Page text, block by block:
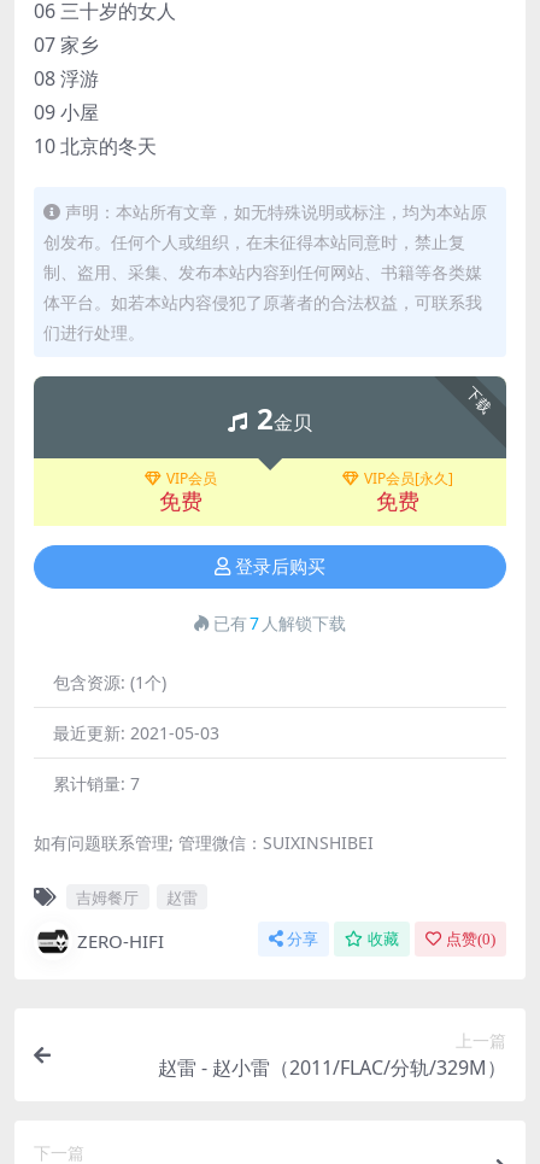
06 三十岁的女人
07 家乡
08 浮游
09 小屋
10 北京的冬天
声明：本站所有文章，如无特殊说明或标注，均为本站原
创发布。任何个人或组织，在未征得本站同意时，禁止复
制、盗用、采集、发布本站内容到任何网站、书籍等各类媒
体平台。如若本站内容侵犯了原著者的合法权益，可联系我
们进行处理。
下载
2金贝
VIP会员
免费
VIP会员[永久]
免费
登录后购买
已有7 人解锁下载
包含资源: (1个)
最近更新: 2021-05-03
累计销量: 7
如有问题联系管理; 管理微信：SUIXINSHIBEI
吉姆餐厅 赵雷
ZERO-HIFI 分享 收藏 点赞(0)
上一篇
赵雷 - 赵小雷（2011/FLAC/分轨/329M）
下一篇